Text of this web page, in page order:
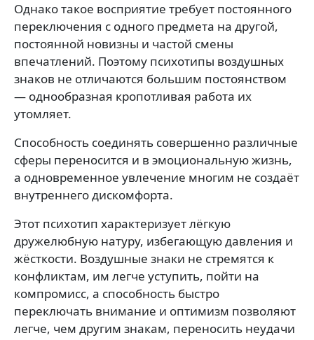
Однако такое восприятие требует постоянного
переключения с одного предмета на другой,
постоянной новизны и частой смены
впечатлений. Поэтому психотипы воздушных
знаков не отличаются большим постоянством
— однообразная кропотливая работа их
утомляет.
Способность соединять совершенно различные
сферы переносится и в эмоциональную жизнь,
а одновременное увлечение многим не создаёт
внутреннего дискомфорта.
Этот психотип характеризует лёгкую
дружелюбную натуру, избегающую давления и
жёсткости. Воздушные знаки не стремятся к
конфликтам, им легче уступить, пойти на
компромисс, а способность быстро
переключать внимание и оптимизм позволяют
легче, чем другим знакам, переносить неудачи